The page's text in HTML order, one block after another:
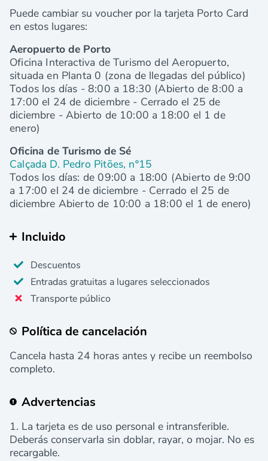
Puede cambiar su voucher por la tarjeta Porto Card
en estos lugares:
Aeropuerto de Porto
Oficina Interactiva de Turismo del Aeropuerto,
situada en Planta 0 (zona de llegadas del público)
Todos los días - 8:00 a 18:30 (Abierto de 8:00 a
17:00 el 24 de diciembre - Cerrado el 25 de
diciembre -Abierto de 10:00 a 18:00 el 1 de
enero)
Oficina de Turismo de Sé
Calçada D. Pedro Pitões, nº15
Todos los días: de 09:00 a 18:00 (Abierto de 9:00
a 17:00 el 24 de diciembre - Cerrado el 25 de
diciembre Abierto de 10:00 a 18:00 el 1 de enero)
Incluido
Descuentos
Entradas gratuitas a lugares seleccionados
Transporte público
Política de cancelación
Cancela hasta 24 horas antes y recibe un reembolso
completo.
Advertencias
1. La tarjeta es de uso personal e intransferible.
Deberás conservarla sin doblar, rayar, o mojar. No es
recargable.